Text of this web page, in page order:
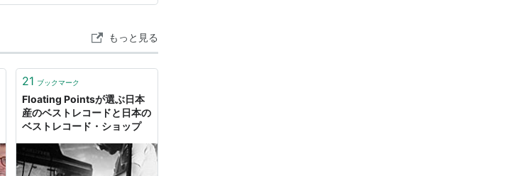
もっと見る
21 ブックマーク
Floating Pointsが選ぶ日本
産のベストレコードと日本の
ベストレコード・ショップ